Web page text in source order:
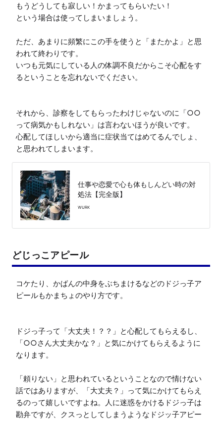
もうどうしても寂しい！かまってもらいたい！
という場合は使ってしまいましょう。
ただ、あまりに頻繁にこの手を使うと「またかよ」と思
われて終わりです。
いつも元気にしている人の体調不良だからこそ心配をす
るということを忘れないでください。
それから、診察をしてもらったわけじゃないのに「○○
って病気かもしれない」は言わないほうが良いです。
心配してほしいから適当に症状当てはめてるんでしょ、
と思われてしまいます。
仕事や恋愛で心も体もしんどい時の対
処法【完全版】
WURK
どじっこアピール
コケたり、かばんの中身をぶちまけるなどのドジっ子ア
ピールもかまちょのやり方です。
ドジっ子って「大丈夫！？？」と心配してもらえるし、
「○○さん大丈夫かな？」と気にかけてもらえるように
なります。
「頼りない」と思われているということなので情けない
話ではありますが、「大丈夫？」って気にかけてもらえ
るのって嬉しいですよね。人に迷惑をかけるドジっ子は
勘弁ですが、クスっとしてしまうようなドジッ子アピー